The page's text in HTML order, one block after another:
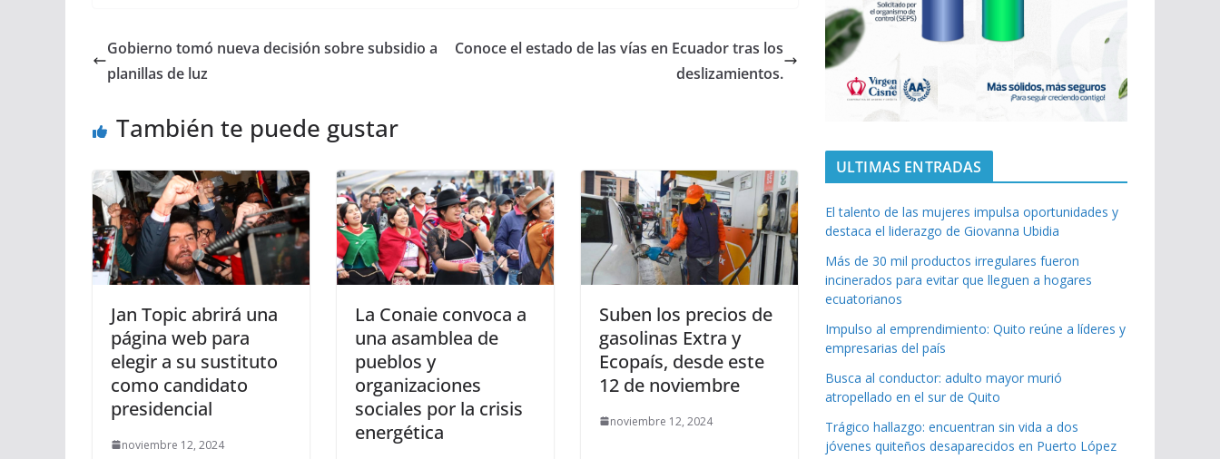
Gobierno tomó nueva decisión sobre subsidio a
planillas de luz
Conoce el estado de las vías en Ecuador tras los
deslizamientos.
También te puede gustar
Jan Topic abrirá una
página web para
elegir a su sustituto
como candidato
presidencial
noviembre 12, 2024
La Conaie convoca a
una asamblea de
pueblos y
organizaciones
sociales por la crisis
energética
Suben los precios de
gasolinas Extra y
Ecopaís, desde este
12 de noviembre
noviembre 12, 2024
ULTIMAS ENTRADAS
El talento de las mujeres impulsa oportunidades y
destaca el liderazgo de Giovanna Ubidia
Más de 30 mil productos irregulares fueron
incinerados para evitar que lleguen a hogares
ecuatorianos
Impulso al emprendimiento: Quito reúne a líderes y
empresarias del país
Busca al conductor: adulto mayor murió
atropellado en el sur de Quito
Trágico hallazgo: encuentran sin vida a dos
jóvenes quiteños desaparecidos en Puerto López